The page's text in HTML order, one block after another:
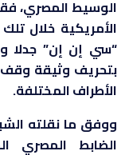
الوسيط المصري،
الأمريكية خلال
“سي إن إن” جدلا
بتحريف وثيقة وقف
الأطراف المختلفة.
ووفق ما نقلته
الضابط المصري